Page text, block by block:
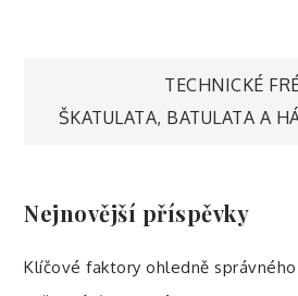
Navigace
příspěvek
TECHNICKÉ
ŠKATULATA, BATULATA A
Nejnovější příspěvky
Klíčové faktory ohledně správného